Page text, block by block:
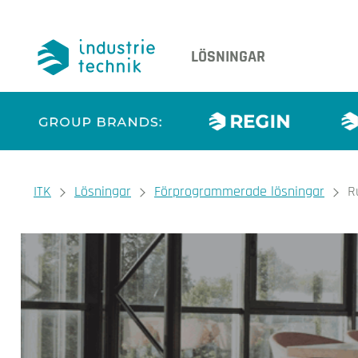
LÖSNINGAR
You are here:
ITK Lösningar Förprogrammerade lösningar